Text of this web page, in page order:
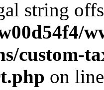
string
custom-
on